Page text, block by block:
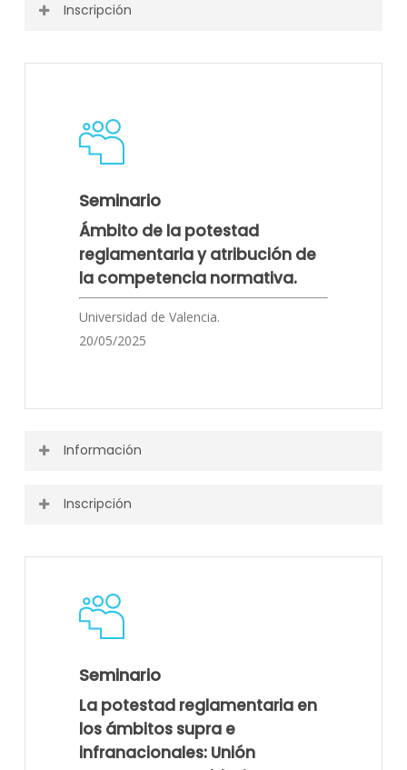
Puedes ver toda la información o descargarla desde el
Inscripción
Seminario
Ámbito de la potestad
reglamentaria y atribución de
la competencia normativa.
Universidad de Valencia.
20/05/2025
Información
Puedes ver toda la información o descargarla desde el
Inscripción
Actividad finalizada.
Seminario
La potestad reglamentaria en
los ámbitos supra e
infranacionales: Unión